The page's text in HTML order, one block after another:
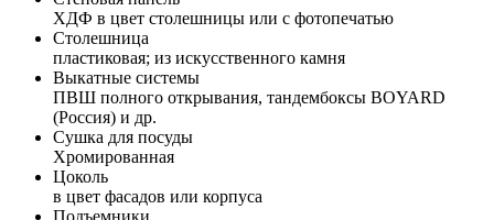
ХДФ в цвет столешницы или с фотопечатью
Столешница
пластиковая; из искусственного камня
Выкатные системы
ПВШ полного открывания, тандембоксы BOYARD
(Россия) и др.
Сушка для посуды
Хромированная
Цоколь
в цвет фасадов или корпуса
Подъемники